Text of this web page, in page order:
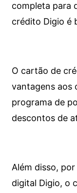
completa para
crédito Digio é
O cartão de
vantagens aos
programa de
descontos de
Além disso,
digital Digio, o